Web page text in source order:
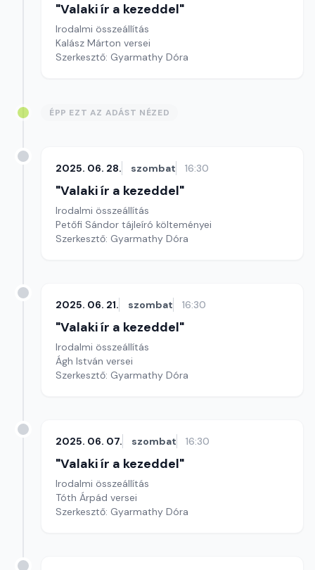
"Valaki ír a kezeddel"
Irodalmi összeállítás
Kalász Márton versei
Szerkesztő: Gyarmathy Dóra
ÉPP EZT AZ ADÁST NÉZED
2025. 06. 28. szombat 16:30
"Valaki ír a kezeddel"
Irodalmi összeállítás
Petőfi Sándor tájleíró költeményei
Szerkesztő: Gyarmathy Dóra
2025. 06. 21. szombat 16:30
"Valaki ír a kezeddel"
Irodalmi összeállítás
Ágh István versei
Szerkesztő: Gyarmathy Dóra
2025. 06. 07. szombat 16:30
"Valaki ír a kezeddel"
Irodalmi összeállítás
Tóth Árpád versei
Szerkesztő: Gyarmathy Dóra